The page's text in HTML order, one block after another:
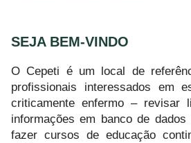
SEJA BEM-VINDO
O Cepeti é um local de
profissionais interessados em
criticamente enfermo – revisar
informações em banco de
fazer cursos de educação